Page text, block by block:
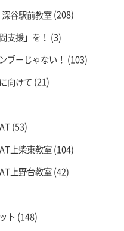
谷駅前教室(208)
支援」を！ (3)
ブーじゃない！ (103)
向けて (21)
(53)
上柴東教室(104)
上野台教室(42)
ト (148)